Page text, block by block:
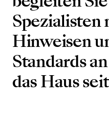
Spezialisten
Hinweisen
Standards
das Haus